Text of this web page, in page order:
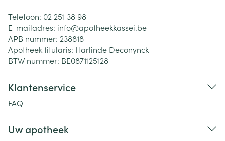
Telefoon: 02 251 38 98
E-mailadres: info@apotheekkassei.be
APB nummer: 238818
Apotheek titularis: Harlinde Deconynck
BTW nummer: BE0871125128
Klantenservice
FAQ
Uw apotheek